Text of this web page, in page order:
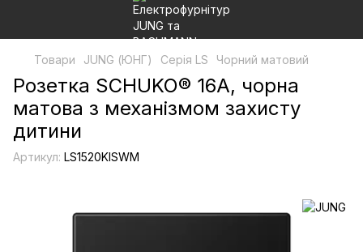
Товари JUNG (ЮНГ) Серія LS Чорний матовий
Розетка SCHUKO® 16А, чорна
матова з механізмом захисту
дитини
Артикул: LS1520KISWM